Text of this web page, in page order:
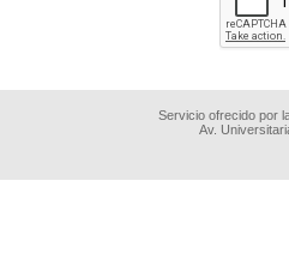
Servicio ofrecido por
Av.